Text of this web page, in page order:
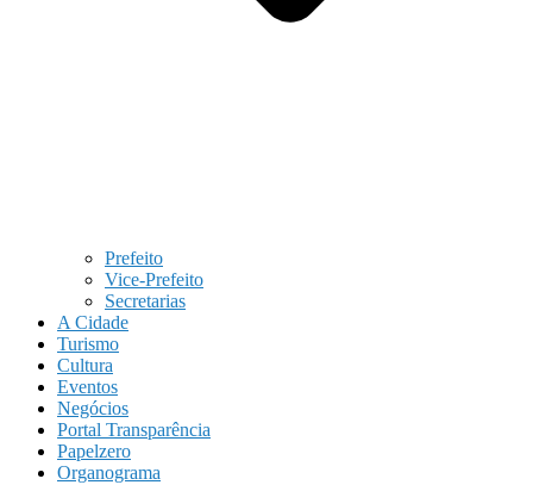
Prefeito
Vice-Prefeito
Secretarias
A Cidade
Turismo
Cultura
Eventos
Negócios
Portal Transparência
Papelzero
Organograma